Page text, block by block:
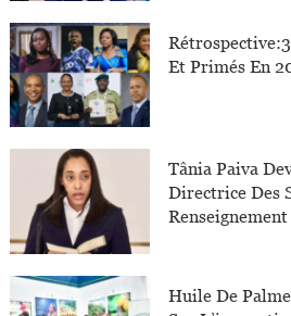
Et Primés En
Tânia Paiva
Directrice Des
Huile De